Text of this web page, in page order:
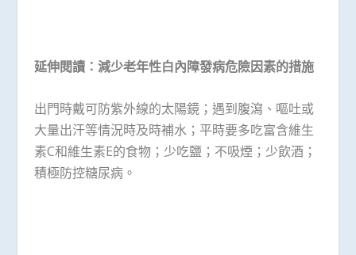
延伸閱讀：減少老年性白內障發病危險因素的措施
出門時戴可防紫外線的太陽鏡；遇到腹瀉、嘔吐或
大量出汗等情況時及時補水；平時要多吃富含維生
素C和維生素E的食物；少吃鹽；不吸煙；少飲酒；
積極防控糖尿病。